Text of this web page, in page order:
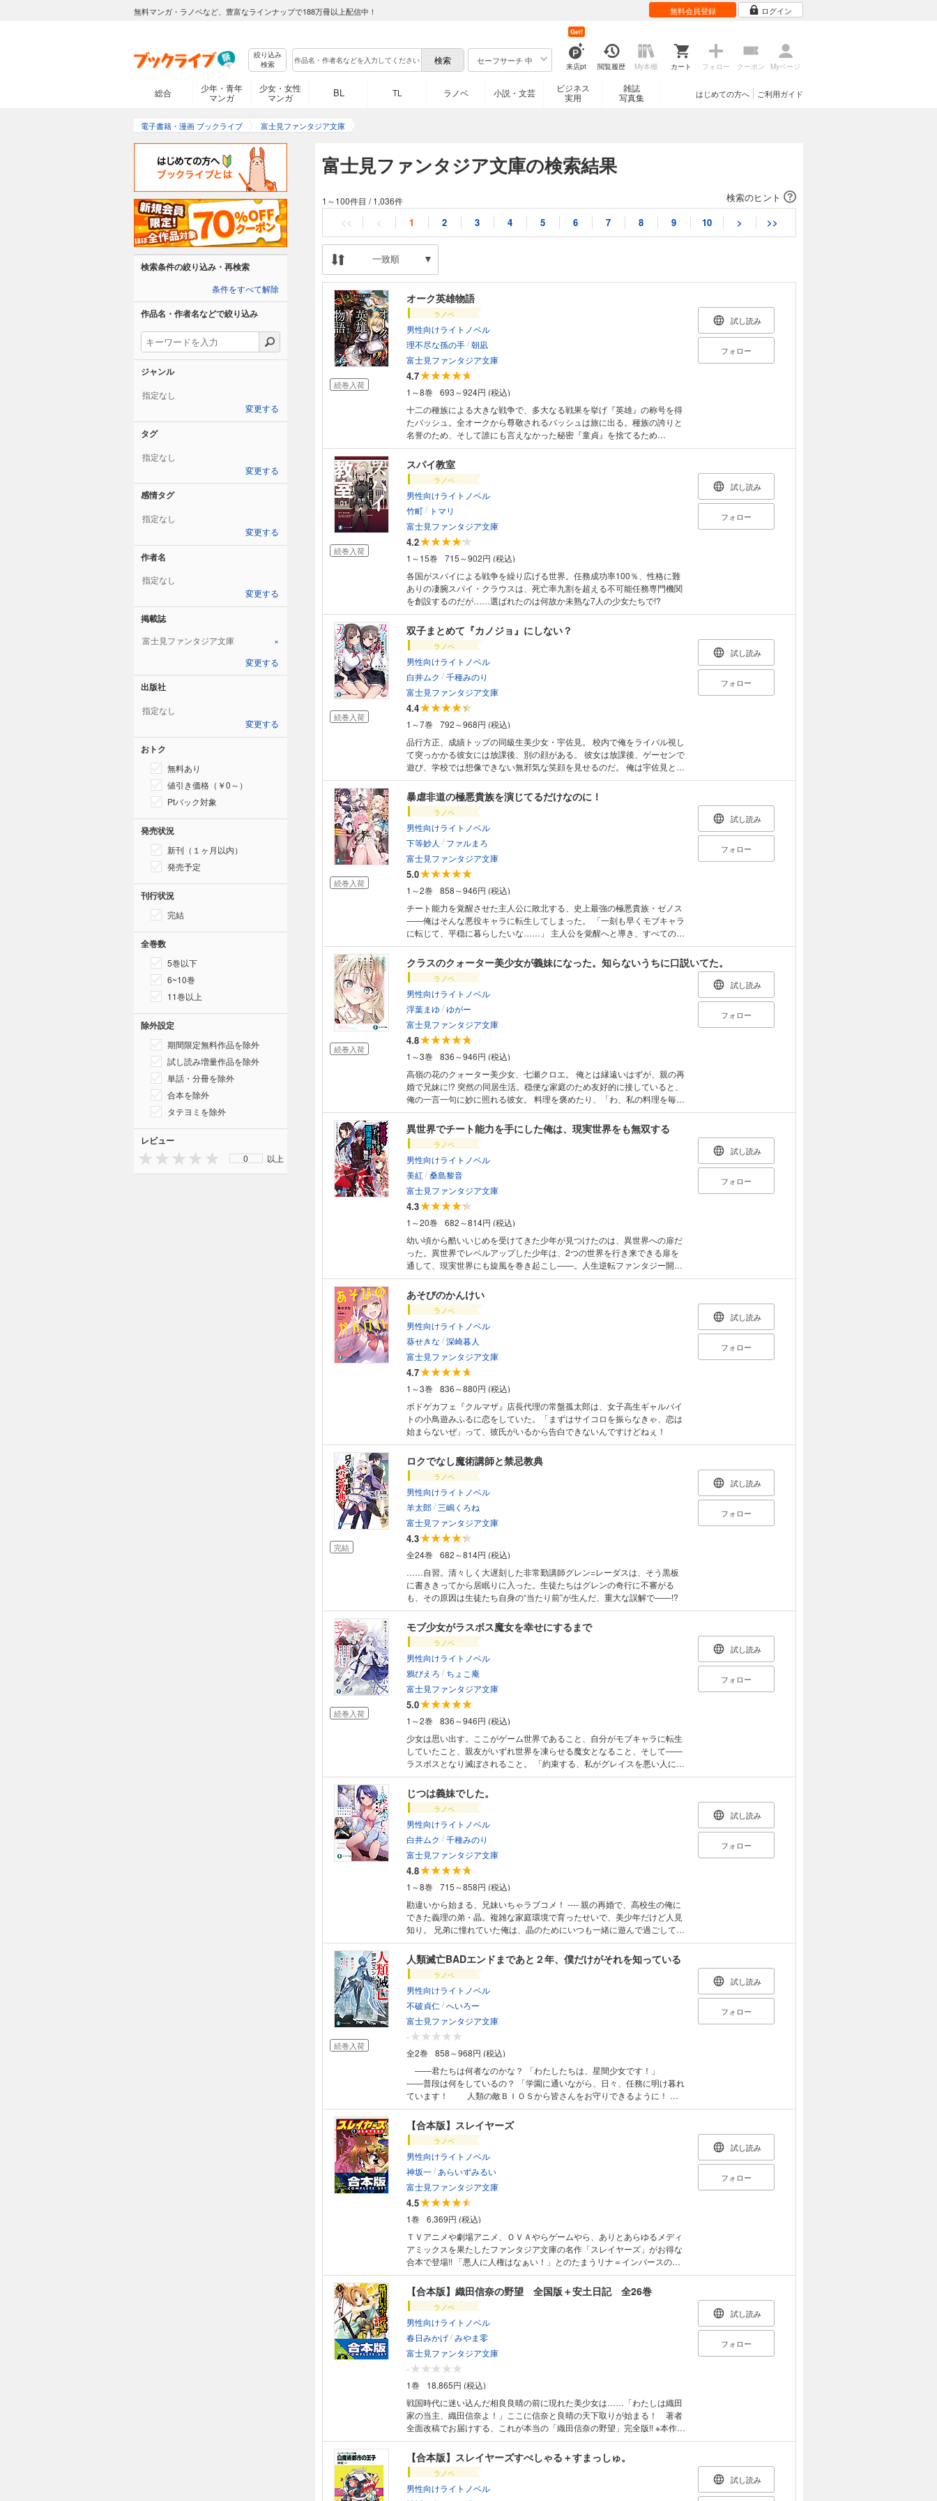
無料マンガ・ラノベなど、豊富なラインナップで188万冊以上配信中！ 無料会員登録 ログイン
絞り込み
検索
セーフサーチ 中
来店pt
Get!
閲覧履歴 My本棚 カート フォロー クーポン Myページ
総合
少年・青年
マンガ
少女・女性
マンガ
BL TL ラノベ 小説・文芸
ビジネス
実用
雑誌
写真集
ご利用ガイド
はじめての方へ
電子書籍・漫画 ブックライブ 富士見ファンタジア文庫
富士見ファンタジア文庫の検索結果
検索のヒント
1～100件目 /1,036件
<< < 1 2 3 4 5 6 7 8 9 10 > >>
一致順
続巻入荷
オーク英雄物語
ラノベ
男性向けライトノベル
理不尽な孫の手/朝凪
富士見ファンタジア文庫
4.7
1～8巻
693～924円 (税込)
十二の種族による大きな戦争で、多大なる戦果を挙げ『英雄』の称号を得
たバッシュ。全オークから尊敬されるバッシュは旅に出る。種族の誇りと
名誉のため、そして誰にも言えなかった秘密『童貞』を捨てるため
に……。
試し読み
フォロー
続巻入荷
スパイ教室
ラノベ
男性向けライトノベル
竹町/ トマリ
富士見ファンタジア文庫
4.2
1～15巻
715～902円 (税込)
各国がスパイによる戦争を繰り広げる世界。任務成功率100％、性格に難
ありの凄腕スパイ・クラウスは、死亡率九割を超える不可能任務専門機関
を創設するのだが……選ばれたのは何故か未熟な7人の少女たちで!?
試し読み
フォロー
続巻入荷
双子まとめて『カノジョ』にしない？
ラノベ
男性向けライトノベル
白井ムク /千種みのり
富士見ファンタジア文庫
4.4
1～7巻
792～968円 (税込)
品行方正、成績トップの同級生美少女・宇佐見。 校内で俺をライバル視し
て突っかかる彼女には放課後、別の顔がある。 彼女は放課後、ゲーセンで
遊び、学校では想像できない無邪気な笑顔を見せるのだ。 俺は宇佐見と仲
良くなるため、校内では寄り添い、放課後は一緒に遊ぶ。 それぞれの場所
で仲を深め、ついに……学校帰りの宇佐見から告白が!? 俺も思いを受け止
めて、ゲーセンから帰る彼女に想いを伝え返す。 これで彼女と両想い……
と思ったら、そこにもう1人の彼女が現れて!? 「えっ、告白したの私だ
よ!?」 「でも…いま告白されたのは、うちだし」 彼女の名前は、宇佐見千
影と光莉。 じつは双子だった!? 同時に告白成立してしまった結果…… 双
子からの提案で、まさかの両方と付き合うことに!? 時に日替わり、時に3
人で。 大人気ラブコメ「じつは義妹でした。」 著者：白井ムク＆イラス
トレーター：千種みのりがおくる双子同時アプローチラブコメ!!
試し読み
フォロー
続巻入荷
暴虐非道の極悪貴族を演じてるだけなのに！
ラノベ
男性向けライトノベル
下等妙人 / ファルまろ
富士見ファンタジア文庫
5.0
1～2巻
858～946円 (税込)
チート能力を覚醒させた主人公に敗北する、史上最強の極悪貴族・ゼノス
――俺はそんな悪役キャラに転生してしまった。 「一刻も早くモブキャラ
に転じて、平穏に暮らしたいな……」 主人公を覚醒へと導き、すべての問
題事を彼に押し付け、その後は穏やかな人生を送る。 俺はそのために必要
な行動“悪役ムーブ”を決行し、非道の限りを尽くした、はずなのだが――
「貴方のためなら、私は何だってします……何だって、です」 「わ、わた
くしの存在をまるごと……貴方様に捧げますわ！」 ――本来は敵対するは
ずのヒロインたちがなぜかデレてくる。 なんで俺が悪役を極めるほど、モ
テ度が爆上がりするんだよ!?
試し読み
フォロー
続巻入荷
クラスのクォーター美少女が義妹になった。知らないうちに口説いてた。
ラノベ
男性向けライトノベル
浮葉まゆ/ゆがー
富士見ファンタジア文庫
4.8
1～3巻
836～946円 (税込)
高嶺の花のクォーター美少女、七瀬クロエ。 俺とは縁遠いはずが、親の再
婚で兄妹に!? 突然の同居生活。穏便な家庭のため友好的に接していると、
俺の一言一句に妙に照れる彼女。 料理を褒めたり、「わ、私の料理を毎日
食べたいって……！」 焦って距離を縮めなくてもいいと伝えたり、「ずっ
と一緒にいるから大丈夫って、そんなの……」 家族としてハッピーに暮ら
そうと言ったりしただけなのに。 「俺と幸せになろうって、そんなのプロ
ポーズじゃないですかぁっ！」 俺、知らないうちに口説いてた!? 「不束
者ですが、お願いしますっ」 一つ屋根の下、無自覚攻略ラブコメ開幕！
さらに、電子特典として巻末に書き下ろしエピソードを特別収録！
試し読み
フォロー
異世界でチート能力を手にした俺は、現実世界をも無双する
ラノベ
男性向けライトノベル
美紅 /桑島黎音
富士見ファンタジア文庫
4.3
1～20巻
682～814円 (税込)
幼い頃から酷いいじめを受けてきた少年が見つけたのは、異世界への扉だ
った。異世界でレベルアップした少年は、2つの世界を行き来できる扉を
通して、現実世界にも旋風を巻き起こし――。人生逆転ファンタジー開
幕！
試し読み
フォロー
あそびのかんけい
ラノベ
男性向けライトノベル
葵せきな /深崎暮人
富士見ファンタジア文庫
4.7
1～3巻
836～880円 (税込)
ボドゲカフェ『クルマザ』店長代理の常盤孤太郎は、女子高生ギャルバイ
トの小鳥遊みふるに恋をしていた。「まずはサイコロを振らなきゃ、恋は
始まらないぜ」って、彼氏がいるから告白できないんですけどねぇ！
試し読み
フォロー
完結
ロクでなし魔術講師と禁忌教典
ラノベ
男性向けライトノベル
羊太郎/ 三嶋くろね
富士見ファンタジア文庫
4.3
全24巻
682～814円 (税込)
……自習。清々しく大遅刻した非常勤講師グレン=レーダスは、そう黒板
に書ききってから居眠りに入った。生徒たちはグレンの奇行に不審がる
も、その原因は生徒たち自身の“当たり前”が生んだ、重大な誤解で――!?
試し読み
フォロー
続巻入荷
モブ少女がラスボス魔女を幸せにするまで
ラノベ
男性向けライトノベル
鴉ぴえろ / ちょこ庵
富士見ファンタジア文庫
5.0
1～2巻
836～946円 (税込)
少女は思い出す。ここがゲーム世界であること、自分がモブキャラに転生
していたこと、親友がいずれ世界を凍らせる魔女となること、そして――
ラスボスとなり滅ぼされること。 「約束する、私がグレイスを悪い人にな
んてさせないから」 そんな結末、絶対認めない！ 少女・ロゼリカはそ
う決意し、魔女となる異能を発現してしまった親友・グレイスの手を取
る。 彼女を追い詰める家から連れ出し、持てる知識を駆使して運命を否
定する。 次第にグレイスの凍てついた心も溶けていき―― 「どんなこ
とになっても後悔しない。ロゼリカが好きだから」 ――そうストレート
に言われて、私はドキドキしちゃうんだ。
試し読み
フォロー
じつは義妹でした。
ラノベ
男性向けライトノベル
白井ムク /千種みのり
富士見ファンタジア文庫
4.8
1～8巻
715～858円 (税込)
勘違いから始まる、兄妹いちゃラブコメ！ ---- 親の再婚で、高校生の俺に
できた義理の弟・晶。複雑な家庭環境で育ったせいで、美少年だけど人見
知り。 兄弟に憧れていた俺は、晶のためにいつも一緒に遊んで過ごしてい
たら……めちゃくちゃ懐かれて、意気投合して、距離も急接近！ 「……兄
貴、もしかして僕のこと好き？」「ああ、もちろん」 勘違いをしたまま、
深まる２人の仲。そして、ついに晶が「妹」だと気付き、戸惑う俺に……
「兄貴とはこれまで通りの距離感がいい。むしろ今よりもっと僕と－－」
「兄妹」から「恋人」を目指す、晶のアプローチが始まって!? 気安くて可
愛すぎる、弟…のような妹との、いちゃラブコメ！
試し読み
フォロー
続巻入荷
人類滅亡BADエンドまであと２年、僕だけがそれを知っている
ラノベ
男性向けライトノベル
不破貞仁 /へいろー
富士見ファンタジア文庫
-
全2巻
858～968円 (税込)
――君たちは何者なのかな？ 「わたしたちは、星間少女です！」
――普段は何をしているの？ 「学園に通いながら、日々、任務に明け暮れ
ています！ 人類の敵ＢＩＯＳから皆さんをお守りできるように！
期待していてくださいね！ では、またお会いしましょう！」 あれから
六年。人類は敗北し、絶滅のときを迎えている。 そして、星間少女を救
いたかった僕は――ＢＩＯＳの姿に!? ファンタジア大賞〈金賞〉受賞。
人類は再び試される――！
試し読み
フォロー
【合本版】スレイヤーズ
ラノベ
男性向けライトノベル
神坂一/ あらいずみるい
富士見ファンタジア文庫
4.5
1巻
6,369円 (税込)
ＴＶアニメや劇場アニメ、ＯＶＡやらゲームやら、ありとあらゆるメディ
アミックスを果たしたファンタジア文庫の名作「スレイヤーズ」がお得な
合本で登場!! 「悪人に人権はなぁい！」とのたまうリナ＝インバースの活
躍を一気に読もう！ 特典として新旧カバーイラスト集を収録！ ※本作品
は『スレイヤーズ(新装版)』シリーズ全15巻を収録しています。 ※本商品
は1冊に全巻を収録した合本形式での配信となります。あらかじめご了承
ください。
試し読み
フォロー
【合本版】織田信奈の野望 全国版＋安土日記 全26巻
ラノベ
男性向けライトノベル
春日みかげ/みやま零
富士見ファンタジア文庫
-
1巻
18,865円 (税込)
戦国時代に迷い込んだ相良良晴の前に現れた美少女は……「わたしは織田
家の当主、織田信奈よ！」ここに信奈と良晴の天下取りが始まる！ 著者
全面改稿でお届けする、これが本当の「織田信奈の野望」完全版!! ※本作品
は『織田信奈の野望 全国版』シリーズ全23巻、『織田信奈の野望 安土
日記』シリーズ全３巻を収録しています。 ※本商品は1冊に全巻を収録し
た合本形式での配信となります。あらかじめご了承ください。
試し読み
フォロー
【合本版】スレイヤーズすぺしゃる＋すまっしゅ。
ラノベ
男性向けライトノベル
試し読み
検索条件の絞り込み・再検索
条件をすべて解除
作品名・作者名などで絞り込み
ジャンル
指定なし
変更する
タグ
指定なし
変更する
感情タグ
指定なし
変更する
作者名
指定なし
変更する
掲載誌
富士見ファンタジア文庫 ×
変更する
出版社
指定なし
変更する
おトク
無料あり
値引き価格（￥0～）
Ptバック対象
発売状況
新刊（１ヶ月以内）
発売予定
刊行状況
完結
全巻数
5巻以下
6~10巻
11巻以上
除外設定
期間限定無料作品を除外
試し読み増量作品を除外
単話・分冊を除外
合本を除外
タテヨミを除外
レビュー
0 以上